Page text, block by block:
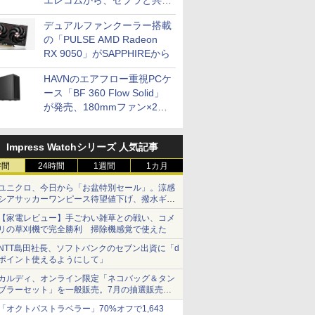
開発
デュアルファンクーラー搭載
の「PULSE AMD Radeon
RX 9050」がSAPPHIREから
HAVNのエアフロー重視PCケ
ース「BF 360 Flow Solid」
が発売、180mmファン×2搭
Impress Watchシリーズ 人気記事
24時間 1週間 1カ月
ニクロ、今日から「お盆特別セール」。涼感
アサッカーワンピース待望値下げ、撥水ギア
ョーツは1990円に
家電レビュー】手ごわい雑草との戦い、コメ
の草刈機で完全勝利 掃除機感覚で使えた
島田社長、ソフトバンクのセブン出資に「d
イント使えるようにして」
ルディ、オンライン限定「ネコバッグ＆タン
ラーセット」を一般販売。7月の抽選販売の
選無効分
オクトパストラベラー」70%オフで1,643